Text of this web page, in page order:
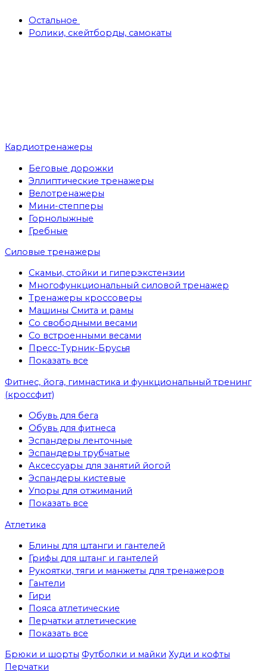
Остальное
Ролики, скейтборды, самокаты
Кардиотренажеры
Беговые дорожки
Эллиптические тренажеры
Велотренажеры
Мини-степперы
Горнолыжные
Гребные
Cиловые тренажеры
Скамьи, стойки и гиперэкстензии
Многофункциональный силовой тренажер
Тренажеры кроссоверы
Машины Смита и рамы
Со свободными весами
Со встроенными весами
Пресс-Турник-Брусья
Показать все
Фитнес, йога, гимнастика и функциональный тренинг
(кроссфит)
Обувь для бега
Обувь для фитнеса
Эспандеры ленточные
Эспандеры трубчатые
Аксессуары для занятий йогой
Эспандеры кистевые
Упоры для отжиманий
Показать все
Атлетика
Блины для штанги и гантелей
Грифы для штанг и гантелей
Рукоятки, тяги и манжеты для тренажеров
Гантели
Гири
Пояса атлетические
Перчатки атлетические
Показать все
Брюки и шорты Футболки и майки Худи и кофты
Перчатки